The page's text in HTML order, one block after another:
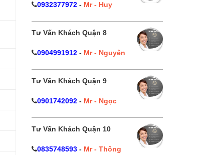
0932377972- Mr - Huy
Tư Vấn Khách Quận 8
0904991912- Mr - Nguyên
Tư Vấn Khách Quận 9
0901742092- Mr - Ngọc
Tư Vấn Khách Quận 10
0835748593- Mr - Thông